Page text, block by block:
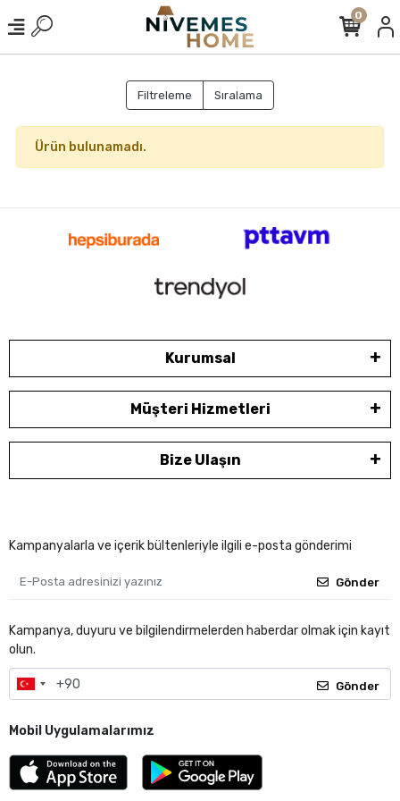
0
Filtreleme Sıralama
Ürün bulunamadı.
Kurumsal
Müşteri Hizmetleri
Bize Ulaşın
Kampanyalarla ve içerik bültenleriyle ilgili e-posta gönderimi
Gönder
Kampanya, duyuru ve bilgilendirmelerden haberdar olmak için kayıt
olun.
Gönder
Mobil Uygulamalarımız